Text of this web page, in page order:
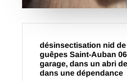
désinsectisation nid
guêpes Saint-Auban
garage, dans un abri
dans une dépendance